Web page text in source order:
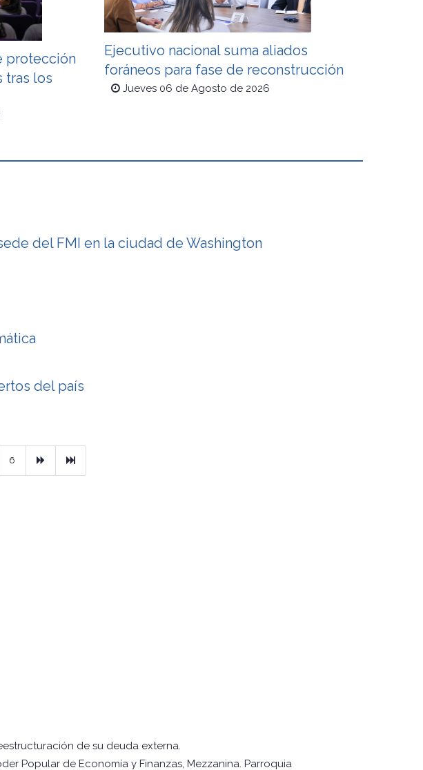
protección
tras los
Ejecutivo nacional suma aliados
foráneos para fase de reconstrucción
Jueves 06 de Agosto de 2026
del FMI en la ciudad de Washington
del país
6 Ultimo
de su deuda externa.
Popular de Economía y Finanzas, Mezzanina. Parroquia